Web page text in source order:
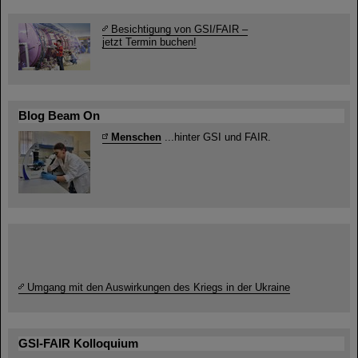
Besichtigung von GSI/FAIR –
jetzt Termin buchen!
Blog Beam On
Menschen ...hinter GSI und FAIR.
Umgang mit den Auswirkungen des Kriegs in der Ukraine
GSI-FAIR Kolloquium